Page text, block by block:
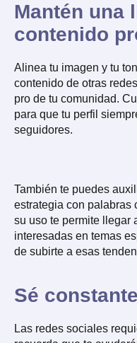
Mantén una
contenido
Alinea tu imagen y tu
contenido de otras
pro de tu comunidad.
para que tu perfil
seguidores.
También te puedes
estrategia con palabras
su uso te permite llegar
interesadas en temas
de subirte a esas
Sé constante
Las redes sociales